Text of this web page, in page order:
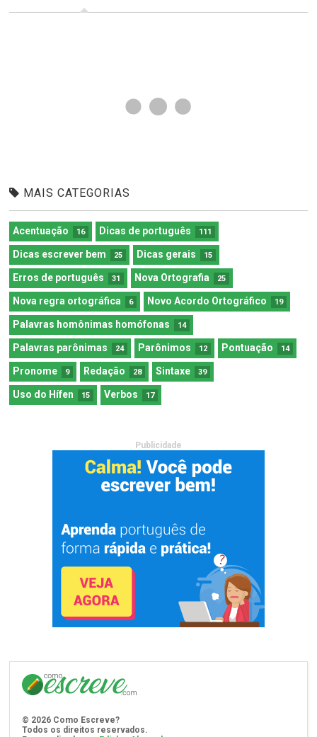
MAIS CATEGORIAS
Acentuação 16 Dicas de português 111
Dicas escrever bem 25 Dicas gerais 15
Erros de português 31 Nova Ortografia 25
Nova regra ortográfica 6 Novo Acordo Ortográfico 19
Palavras homônimas homófonas 14
Palavras parônimas 24 Parônimos 12 Pontuação 14
Pronome 9 Redação 28 Sintaxe 39
Uso do Hífen 15 Verbos 17
Publicidade
© 2026 Como Escreve?
Todos os direitos reservados.